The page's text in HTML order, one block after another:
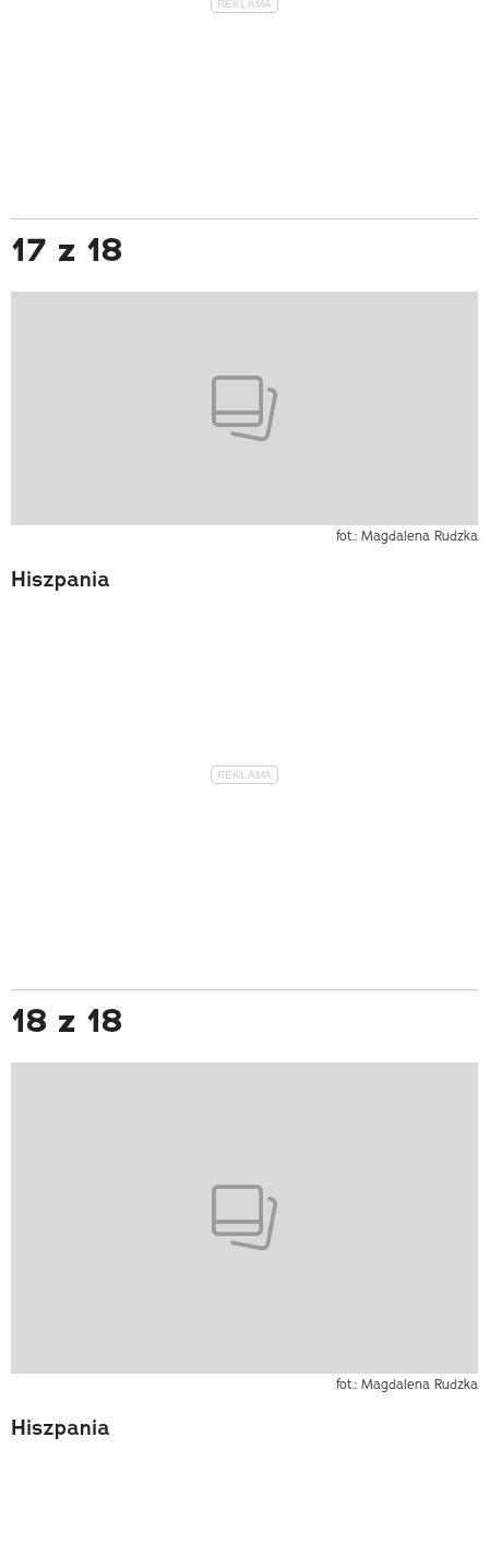
17 z 18
fot.: Magdalena Rudzka
Hiszpania
18 z 18
fot.: Magdalena Rudzka
Hiszpania